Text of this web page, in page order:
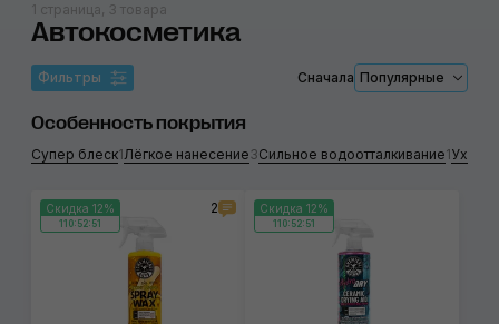
Автокосметика
1 страница, 3 товара
Фильтры Сначала Популярные
Особенность покрытия
Супер блеск1Лёгкое нанесение3Сильное водоотталкивание1Уход
Скидка 12%
110:52:51
2 Скидка 12%
110:52:51